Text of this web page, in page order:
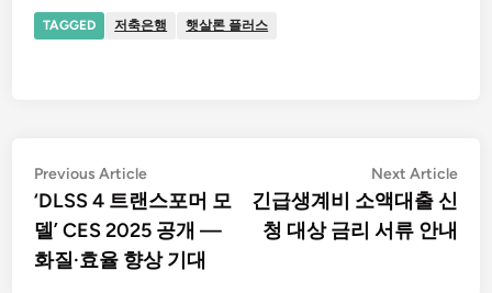
TAGGED 저축은행 햇살론 플러스
글
탐
색
Previous ArticlePrevious
article:
‘DLSS 4 트랜스포머 모
델’ CES 2025 공개 —
화질·효율 향상 기대
Next Article
긴급생계비 소액대출 신
청 대상 금리 서류 안내